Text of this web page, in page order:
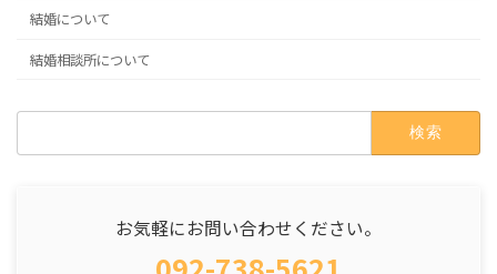
結婚について
結婚相談所について
お気軽にお問い合わせください。